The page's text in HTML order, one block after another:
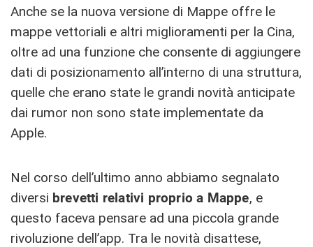
Anche se la nuova versione di Mappe offre le
mappe vettoriali e altri miglioramenti per la Cina,
oltre ad una funzione che consente di aggiungere
dati di posizionamento all’interno di una struttura,
quelle che erano state le grandi novità anticipate
dai rumor non sono state implementate da
Apple.
Nel corso dell’ultimo anno abbiamo segnalato
diversi brevetti relativi proprio a Mappe, e
questo faceva pensare ad una piccola grande
rivoluzione dell’app. Tra le novità disattese,